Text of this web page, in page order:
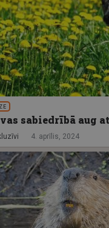
sabiedrībā aug
4. aprīlis, 2024